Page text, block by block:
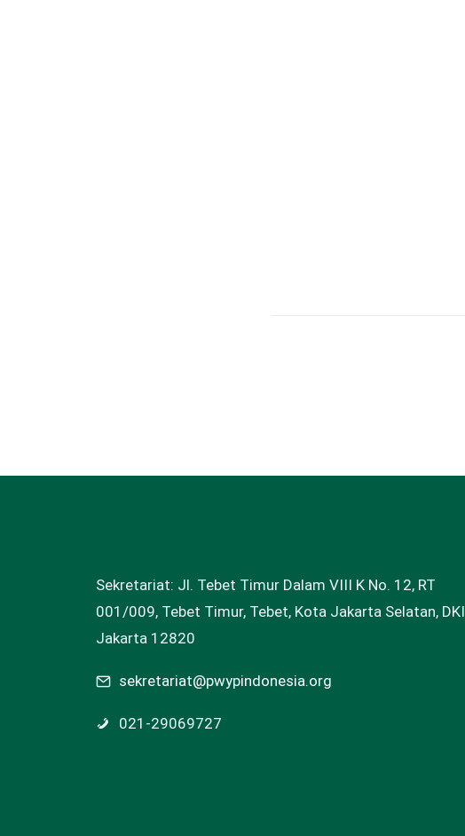
Sekretariat: Jl. Tebet Timur Dalam VIII K No. 12, RT
001/009, Tebet Timur, Tebet, Kota Jakarta Selatan, DKI
Jakarta 12820
sekretariat@pwypindonesia.org
021-29069727